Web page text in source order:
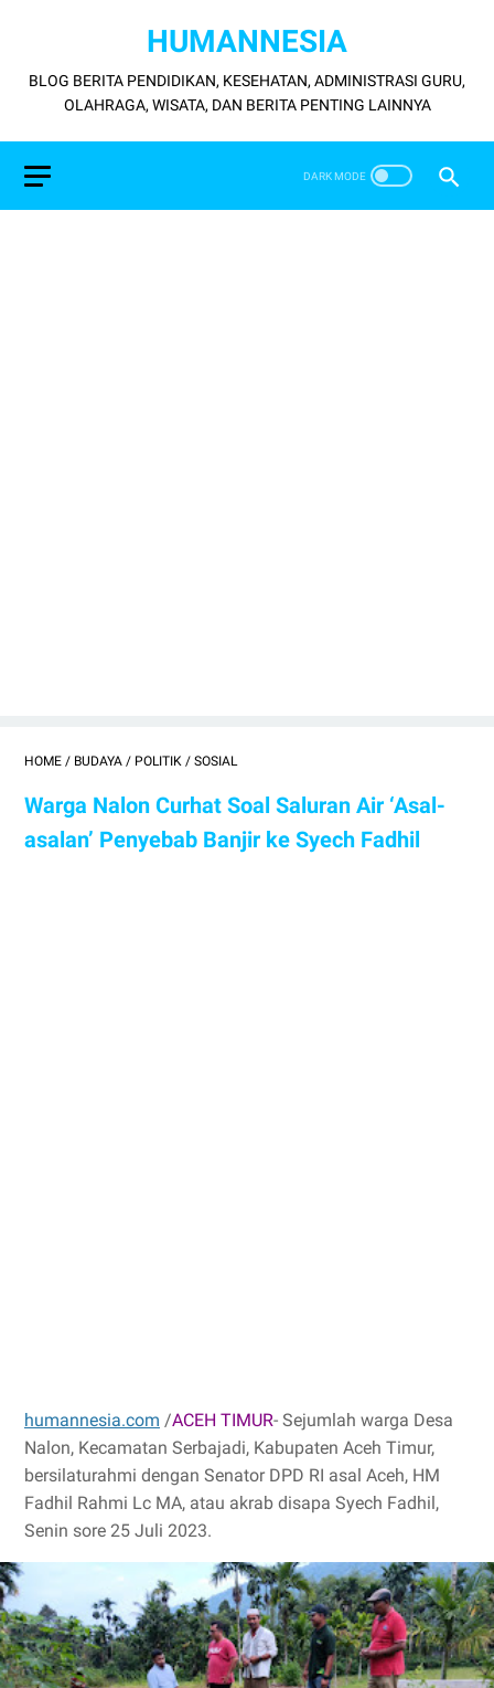
HUMANNESIA
BLOG BERITA PENDIDIKAN, KESEHATAN, ADMINISTRASI GURU,
OLAHRAGA, WISATA, DAN BERITA PENTING LAINNYA
HOME / BUDAYA / POLITIK / SOSIAL
Warga Nalon Curhat Soal Saluran Air ‘Asal-
asalan’ Penyebab Banjir ke Syech Fadhil
humannesia.com /ACEH TIMUR- Sejumlah warga Desa
Nalon, Kecamatan Serbajadi, Kabupaten Aceh Timur,
bersilaturahmi dengan Senator DPD RI asal Aceh, HM
Fadhil Rahmi Lc MA, atau akrab disapa Syech Fadhil,
Senin sore 25 Juli 2023.